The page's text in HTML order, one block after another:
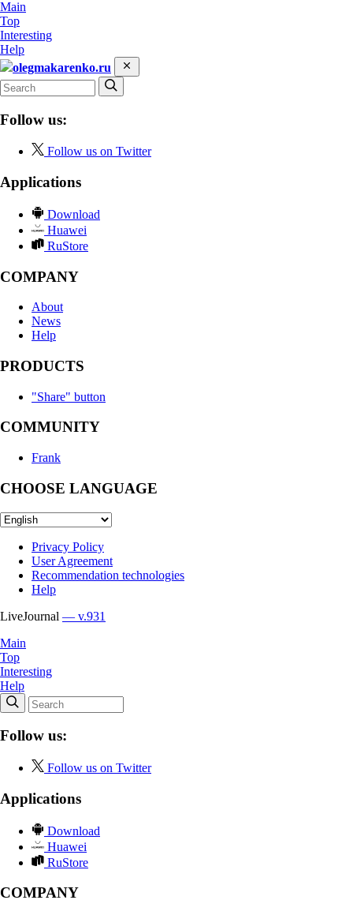
Main
Top
Interesting
Help
olegmakarenko.ru
Follow us:
Follow us on Twitter
Applications
Download
Huawei
RuStore
COMPANY
About
News
Help
PRODUCTS
"Share" button
COMMUNITY
Frank
CHOOSE LANGUAGE
Privacy Policy
User Agreement
Recommendation technologies
Help
LiveJournal — v.931
Main
Top
Interesting
Help
Follow us:
Follow us on Twitter
Applications
Download
Huawei
RuStore
COMPANY